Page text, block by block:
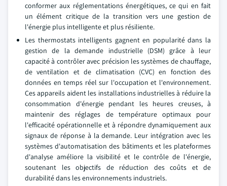
conformer aux réglementations énergétiques, ce qui en fait
un élément critique de la transition vers une gestion de
l'énergie plus intelligente et plus résiliente.
Les thermostats intelligents gagnent en popularité dans la
gestion de la demande industrielle (DSM) grâce à leur
capacité à contrôler avec précision les systèmes de chauffage,
de ventilation et de climatisation (CVC) en fonction des
données en temps réel sur l'occupation et l'environnement.
Ces appareils aident les installations industrielles à réduire la
consommation d'énergie pendant les heures creuses, à
maintenir des réglages de température optimaux pour
l'efficacité opérationnelle et à répondre dynamiquement aux
signaux de réponse à la demande. Leur intégration avec les
systèmes d'automatisation des bâtiments et les plateformes
d'analyse améliore la visibilité et le contrôle de l'énergie,
soutenant les objectifs de réduction des coûts et de
durabilité dans les environnements industriels.